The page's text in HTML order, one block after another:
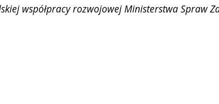
współpracy rozwojowej Ministerstwa Spraw